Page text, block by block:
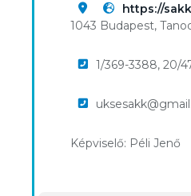
https://
1043 Budapest,
1/369-3388, 20/
Képviselő: Péli Jenő